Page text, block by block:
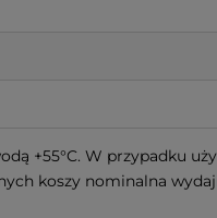
+55°C. W przypadku
koszy nominalna